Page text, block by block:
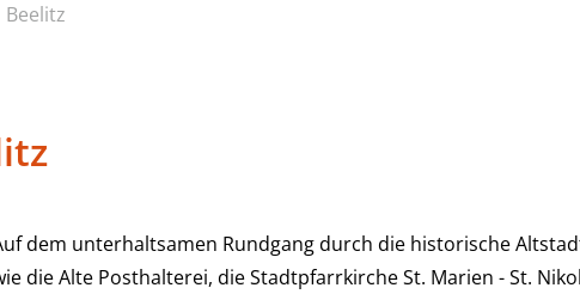
dem unterhaltsamen Rundgang durch die historische
die Alte Posthalterei, die Stadtpfarrkirche St. Marien - St.